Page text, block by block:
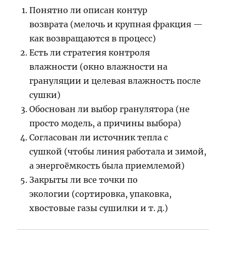
Понятно ли описан контур
возврата (мелочь и крупная фракция —
как возвращаются в процесс)
Есть ли стратегия контроля
влажности (окно влажности на
грануляции и целевая влажность после
сушки)
Обоснован ли выбор гранулятора (не
просто модель, а причины выбора)
Согласован ли источник тепла с
сушкой (чтобы линия работала и зимой,
а энергоёмкость была приемлемой)
Закрыты ли все точки по
экологии (сортировка, упаковка,
хвостовые газы сушилки и т. д.)